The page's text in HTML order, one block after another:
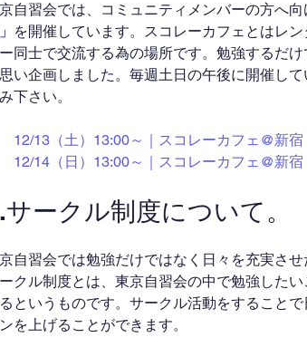
自習会では、コミュニティメンバーの方へ
を開催しています。スコレーカフェとはレ
同士で交流する為の場所です。勉強するだ
い企画しました。毎週土日の午後に開催し
下さい。
12/13（土）13:00～｜スコレーカフェ@新宿
12/14（日）13:00～｜スコレーカフェ@新宿
ークル制度について。
自習会では勉強だけではなく日々を充実さ
クル制度とは、東京自習会の中で勉強した
というものです。サークル活動をすること
を上げることができます。